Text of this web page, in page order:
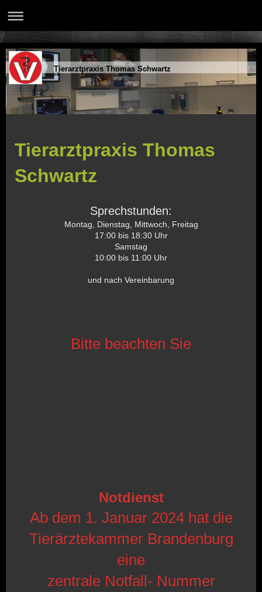
Tierarztpraxis Thomas Schwartz
Tierarztpraxis Thomas
Schwartz
Sprechstunden:
Montag, Dienstag, Mittwoch, Freitag
17:00 bis 18:30 Uhr
Samstag
10:00 bis 11:00 Uhr
und nach Vereinbarung
Bitte beachten Sie
Notdienst
Ab dem 1. Januar 2024 hat die
Tierärztekammer Brandenburg
eine
zentrale Notfall- Nummer